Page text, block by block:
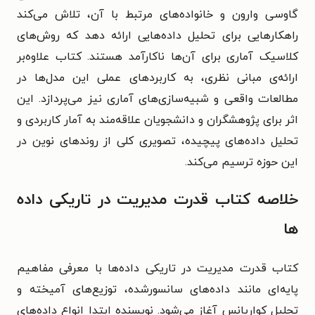
گاوسی وارون و خانواده‌های مرتبط با آن، تلاش می‌کند
راهکارهایی برای تحلیل داده‌هایی ارائه دهد که روش‌های
کلاسیک آماری برای آن‌ها ناکارآمد هستند. کتاب علاوه‌بر
ارائه‌ی مبانی نظری، به کاربردهای عملی این مدل‌ها در
مطالعات واقعی و شبیه‌سازی‌های آماری نیز می‌پردازد. این
اثر برای پژوهشگران و دانشجویان علاقه‌مند به آمار کاربردی و
تحلیل داده‌های پیچیده، تصویری کلی از روندهای نوین در
این حوزه ترسیم می‌کند.
خلاصه کتاب قدرت مدیریت در تاریکی داده
ها
کتاب قدرت مدیریت در تاریکی داده‌ها با معرفی مفاهیم
پایه‌ای مانند داده‌های سانسورشده، توزیع‌های آمیخته و
تحلیل کواریانس آغاز می‌شود. نویسنده ابتدا انواع داده‌های